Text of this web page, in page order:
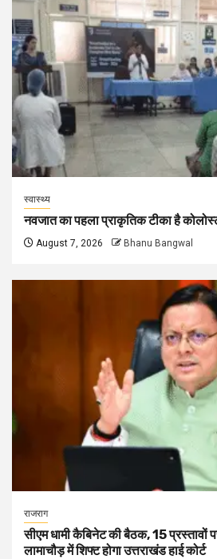
स्वास्थ्य
नवजात का पहला प्राकृतिक टीका है
August 7, 2026 Bhanu Bangwal
राजराग
सीएम धामी कैबिनेट की बैठक, 15 प्रस्तावों
लामाचौड़ में शिफ्ट होगा उत्तराखंड हाई कोर्ट